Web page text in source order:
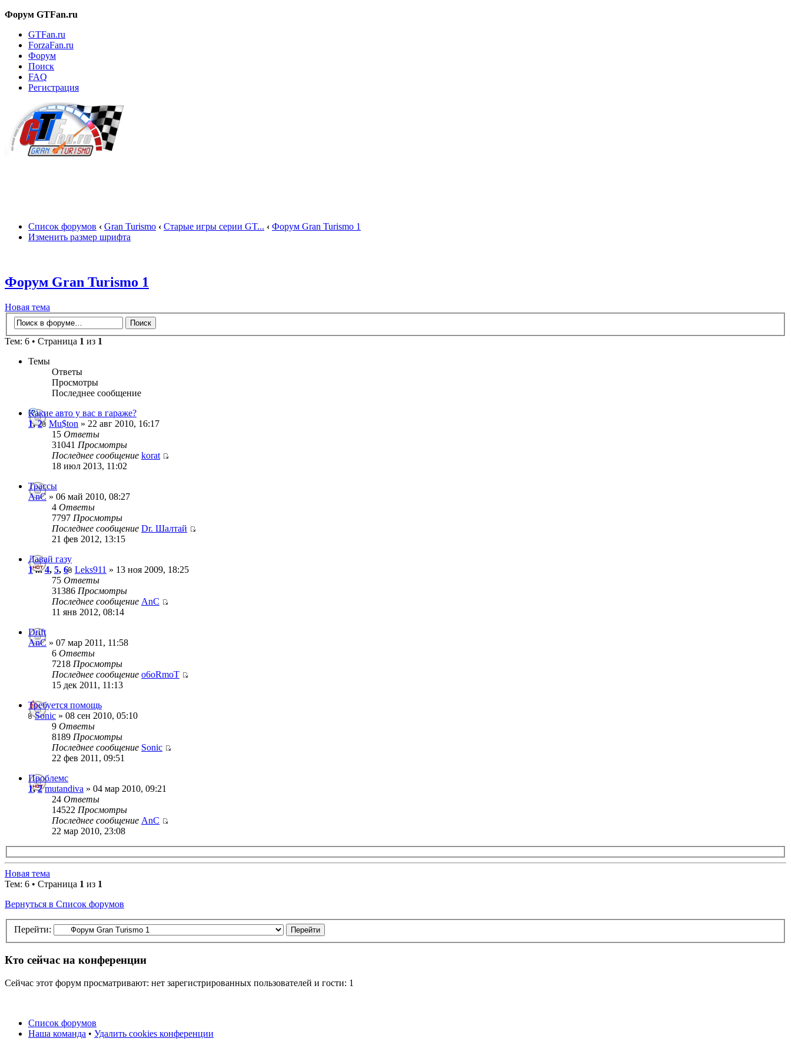
Форум GTFan.ru
GTFan.ru
ForzaFan.ru
Форум
Поиск
FAQ
Регистрация
Список форумов ‹ Gran Turismo ‹ Старые игры серии GT... ‹ Форум Gran Turismo 1
Изменить размер шрифта
Форум Gran Turismo 1
Новая тема
Тем: 6 • Страница 1 из 1
Темы
Ответы
Просмотры
Последнее сообщение
Какие авто у вас в гараже?
1,2 Mu$ton » 22 авг 2010, 16:17
15 Ответы
31041 Просмотры
Последнее сообщение korat
18 июл 2013, 11:02
Трассы
AnC » 06 май 2010, 08:27
4 Ответы
7797 Просмотры
Последнее сообщение Dr. Шалтай
21 фев 2012, 13:15
Давай газу
1...4, 5, 6 Leks911 » 13 ноя 2009, 18:25
75 Ответы
31386 Просмотры
Последнее сообщение AnC
11 янв 2012, 08:14
Drift
AnC » 07 мар 2011, 11:58
6 Ответы
7218 Просмотры
Последнее сообщение o6oRmoT
15 дек 2011, 11:13
Требуется помощь
Sonic » 08 сен 2010, 05:10
9 Ответы
8189 Просмотры
Последнее сообщение Sonic
22 фев 2011, 09:51
Проблемс
1,2 mutandiva » 04 мар 2010, 09:21
24 Ответы
14522 Просмотры
Последнее сообщение AnC
22 мар 2010, 23:08
Новая тема
Тем: 6 • Страница 1 из 1
Вернуться в Список форумов
Перейти:
Кто сейчас на конференции
Сейчас этот форум просматривают: нет зарегистрированных пользователей и гости: 1
Список форумов
Наша команда • Удалить cookies конференции